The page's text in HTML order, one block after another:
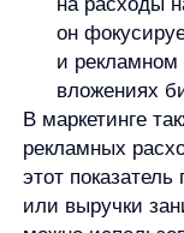
с задержкой.
период, ROI
позже.
Четвёртая
одинаковую
бизнеса это
Пятая ошибка—
в маркетинге.